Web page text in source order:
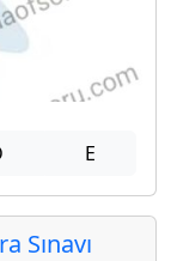
E
Sınavı